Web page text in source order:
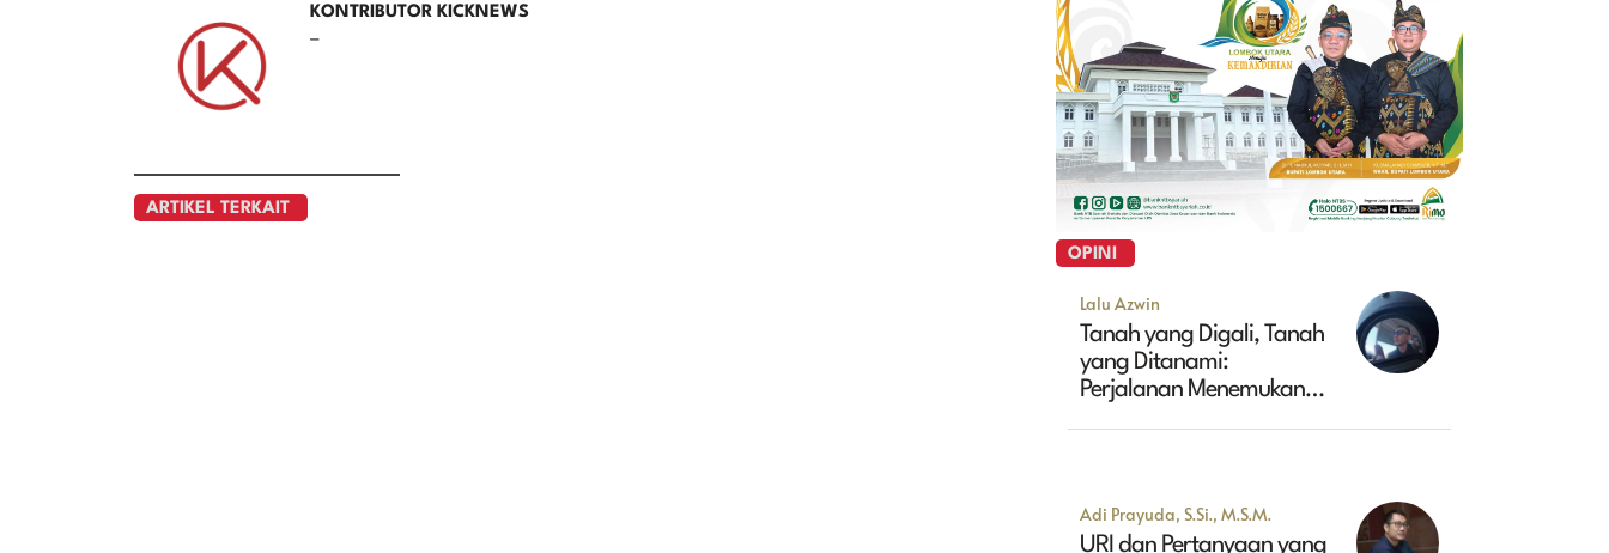
KONTRIBUTOR KICKNEWS
–
ARTIKEL TERKAIT
OPINI
Lalu Azwin
Tanah yang Digali, Tanah
yang Ditanami:
Perjalanan Menemukan
Adi Prayuda, S.Si., M.S.M.
URI dan Pertanyaan yang